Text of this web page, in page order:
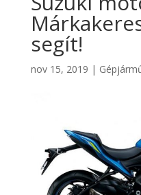
segít!
nov 15, 2019 |